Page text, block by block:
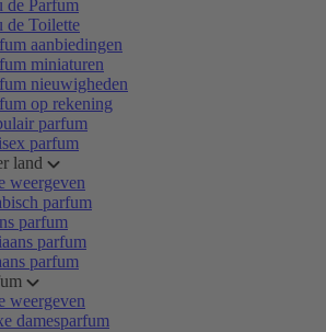
de Parfum
de Toilette
aanbiedingen
miniaturen
nieuwigheden
op rekening
parfum
parfum
land
weergeven
parfum
parfum
parfum
parfum
weergeven
damesparfum